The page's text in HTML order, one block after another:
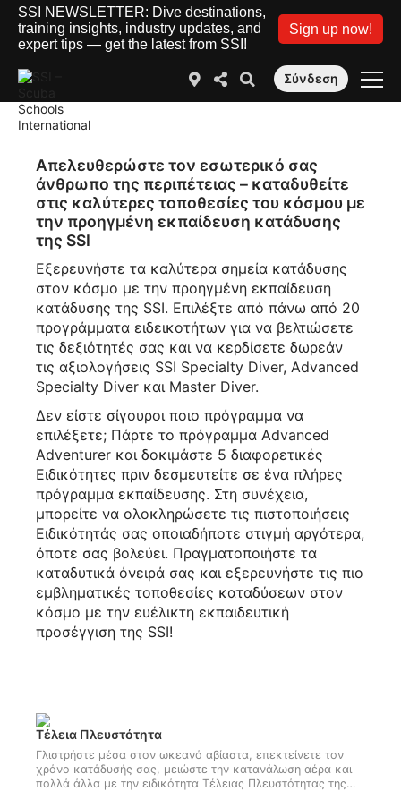
SSI NEWSLETTER: Dive destinations,
training insights, industry updates, and
expert tips — get the latest from SSI!
Sign up now!
Σύνδεση
Απελευθερώστε τον εσωτερικό σας
άνθρωπο της περιπέτειας – καταδυθείτε
στις καλύτερες τοποθεσίες του κόσμου με
την προηγμένη εκπαίδευση κατάδυσης
της SSI
Εξερευνήστε τα καλύτερα σημεία κατάδυσης
στον κόσμο με την προηγμένη εκπαίδευση
κατάδυσης της SSI. Επιλέξτε από πάνω από 20
προγράμματα ειδεικοτήτων για να βελτιώσετε
τις δεξιότητές σας και να κερδίσετε δωρεάν
τις αξιολογήσεις SSI Specialty Diver, Advanced
Specialty Diver και Master Diver.
Δεν είστε σίγουροι ποιο πρόγραμμα να
επιλέξετε; Πάρτε το πρόγραμμα Advanced
Adventurer και δοκιμάστε 5 διαφορετικές
Ειδικότητες πριν δεσμευτείτε σε ένα πλήρες
πρόγραμμα εκπαίδευσης. Στη συνέχεια,
μπορείτε να ολοκληρώσετε τις πιστοποιήσεις
Ειδικότητάς σας οποιαδήποτε στιγμή αργότερα,
όποτε σας βολεύει. Πραγματοποιήστε τα
καταδυτικά όνειρά σας και εξερευνήστε τις πιο
εμβληματικές τοποθεσίες καταδύσεων στον
κόσμο με την ευέλικτη εκπαιδευτική
προσέγγιση της SSI!
Τέλεια Πλευστότητα
Γλιστρήστε μέσα στον ωκεανό αβίαστα, επεκτείνετε τον
χρόνο κατάδυσής σας, μειώστε την κατανάλωση αέρα και
πολλά άλλα με την ειδικότητα Τέλειας Πλευστότητας της